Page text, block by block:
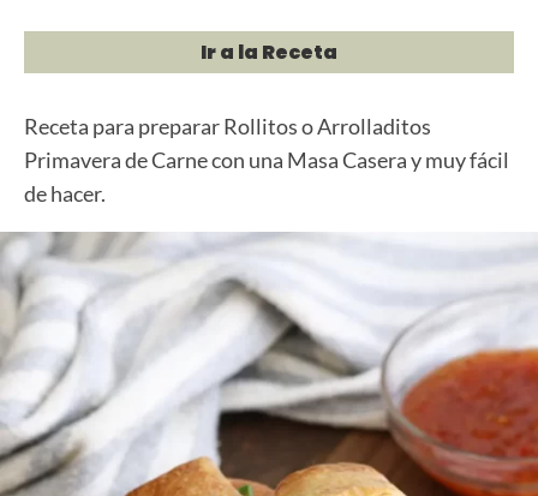
Ir a la Receta
Receta para preparar Rollitos o Arrolladitos
Primavera de Carne con una Masa Casera y muy fácil
de hacer.